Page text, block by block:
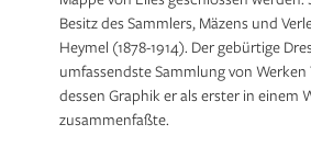
Besitz des Sammlers, Mäzens und
Heymel (1878-1914). Der gebürtige
umfassendste Sammlung von
dessen Graphik er als erster in einem
zusammenfaßte.